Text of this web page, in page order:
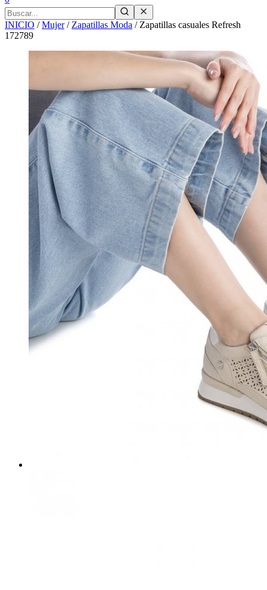
INICIO /Mujer/ Zapatillas Moda / Zapatillas casuales Refresh
172789